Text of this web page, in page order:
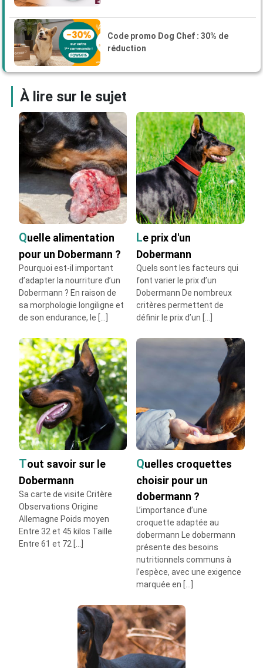
Code promo Dog Chef : 30% de
réduction
À lire sur le sujet
Quelle alimentation
pour un Dobermann ?
Pourquoi est-il important
d’adapter la nourriture d’un
Dobermann ? En raison de
sa morphologie longiligne et
de son endurance, le […]
Le prix d'un
Dobermann
Quels sont les facteurs qui
font varier le prix d’un
Dobermann De nombreux
critères permettent de
définir le prix d’un […]
Tout savoir sur le
Dobermann
Sa carte de visite Critère
Observations Origine
Allemagne Poids moyen
Entre 32 et 45 kilos Taille
Entre 61 et 72 […]
Quelles croquettes
choisir pour un
dobermann ?
L’importance d’une
croquette adaptée au
dobermann Le dobermann
présente des besoins
nutritionnels communs à
l’espèce, avec une exigence
marquée en […]